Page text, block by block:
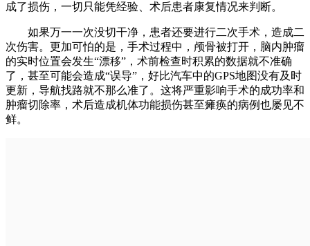
成了损伤，一切只能凭经验、术后患者康复情况来判断。
如果万一一次没切干净，患者还要进行二次手术，造成二
次伤害。更加可怕的是，手术过程中，颅骨被打开，脑内肿瘤
的实时位置会发生“漂移”，术前检查时积累的数据就不准确
了，甚至可能会造成“误导”，好比汽车中的GPS地图没有及时
更新，导航找路就不那么准了。这将严重影响手术的成功率和
肿瘤切除率，术后造成机体功能损伤甚至瘫痪的病例也屡见不
鲜。